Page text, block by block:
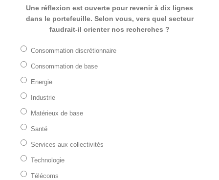
Une réflexion est ouverte pour revenir à dix lignes
dans le portefeuille. Selon vous, vers quel secteur
faudrait-il orienter nos recherches ?
Consommation discrétionnaire
Consommation de base
Energie
Industrie
Matérieux de base
Santé
Services aux collectivités
Technologie
Télécoms